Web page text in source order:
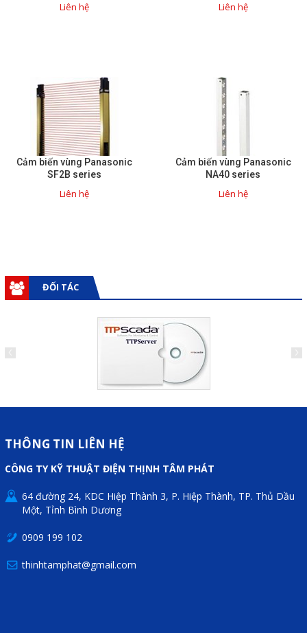
Liên hệ Liên hệ
Cảm biến vùng Panasonic
SF2B series
Liên hệ
Cảm biến vùng Panasonic
NA40 series
Liên hệ
ĐỐI TÁC
THÔNG TIN LIÊN HỆ
CÔNG TY KỸ THUẬT ĐIỆN THỊNH TÂM PHÁT
64 đường 24, KDC Hiệp Thành 3, P. Hiệp Thành, TP. Thủ Dầu
Một, Tỉnh Bình Dương
0909 199 102
thinhtamphat@gmail.com